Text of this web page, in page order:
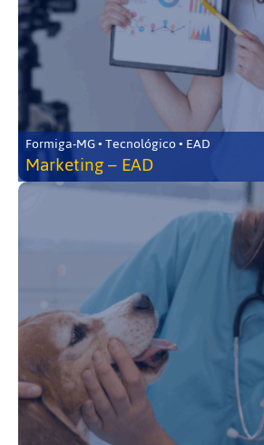
Formiga-MG • Tecnológico • EAD
Marketing – EAD